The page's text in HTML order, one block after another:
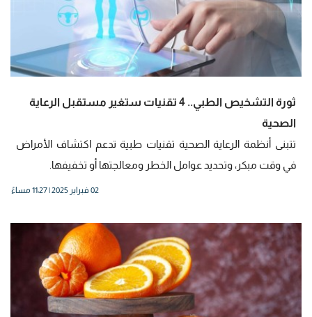
ثورة التشخيص الطبي.. 4 تقنيات ستغير مستقبل الرعاية
الصحية
تتبنى أنظمة الرعاية الصحية تقنيات طبية تدعم اكتشاف الأمراض
في وقت مبكر، وتحديد عوامل الخطر ومعالجتها أو تخفيفها.
02 فبراير 2025 | 11:27 مساءً